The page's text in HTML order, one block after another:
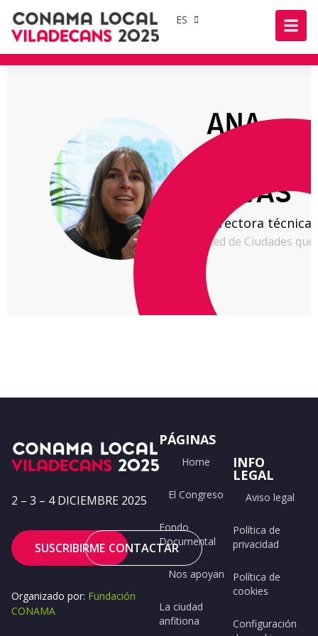
ES
ANA
NAVAS
Directora técnica
Red de Ciudades
2 – 3 – 4 DICIEMBRE 2025
SUSCRIBIRME CONTACTAR
Organizado por: Fundación
CONAMA
PÁGINAS
Home
El Congreso
Fondo
Documental
Nos apoyan
La ciudad
anfitiona
INFO
LEGAL
Aviso legal
Política de
privacidad
Política de
cookies
Configuración